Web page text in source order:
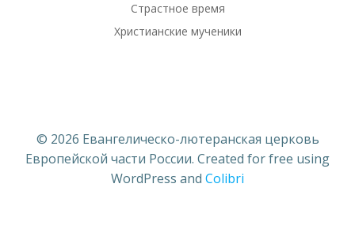
Страстное время
Христианские мученики
© 2026 Евангелическо-лютеранская церковь
Европейской части России. Created for free using
WordPress and Colibri